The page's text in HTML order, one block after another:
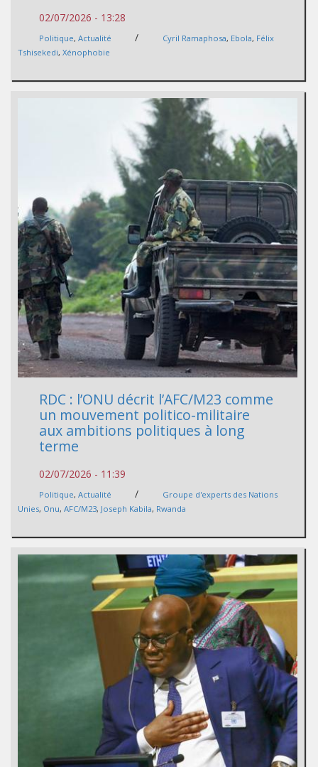
02/07/2026 - 13:28
Politique, Actualité / Cyril Ramaphosa, Ebola, Félix
Tshisekedi, Xénophobie
RDC : l’ONU décrit l’AFC/M23 comme
un mouvement politico-militaire
aux ambitions politiques à long
terme
02/07/2026 - 11:39
Politique, Actualité /
Groupe d'experts des Nations
Unies, Onu, AFC/M23, Joseph Kabila, Rwanda